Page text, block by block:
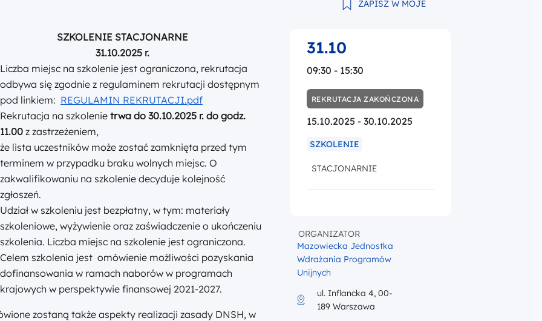
ZAPISZ W MOJE
SZKOLENIE STACJONARNE
31.10.2025 r.
Liczba miejsc na szkolenie jest ograniczona, rekrutacja
odbywa się zgodnie z regulaminem rekrutacji dostępnym
pod linkiem: REGULAMIN REKRUTACJI.pdf
Rekrutacja na szkolenie trwa do 30.10.2025 r. do godz.
11.00 z zastrzeżeniem,
że lista uczestników może zostać zamknięta przed tym
terminem w przypadku braku wolnych miejsc. O
zakwalifikowaniu na szkolenie decyduje kolejność
zgłoszeń.
Udział w szkoleniu jest bezpłatny, w tym: materiały
szkoleniowe, wyżywienie oraz zaświadczenie o ukończeniu
szkolenia. Liczba miejsc na szkolenie jest ograniczona.
Celem szkolenia jest omówienie możliwości pozyskania
dofinansowania w ramach naborów w programach
krajowych w perspektywie finansowej 2021-2027.
zostaną także aspekty realizacji zasady DNSH, w
31.10
09:30 - 15:30
REKRUTACJA ZAKOŃCZONA
15.10.2025 - 30.10.2025
SZKOLENIE
STACJONARNIE
ORGANIZATOR
Mazowiecka Jednostka
Wdrażania Programów
Unijnych
ul. Inflancka 4, 00-
189 Warszawa